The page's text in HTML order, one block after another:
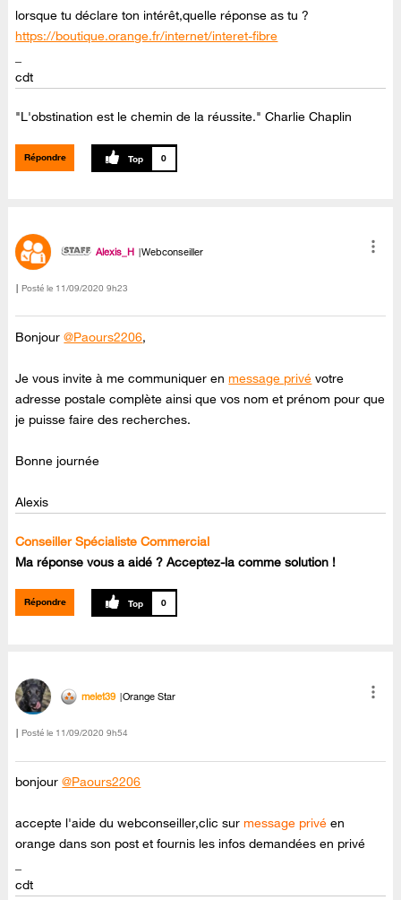
lorsque tu déclare ton intérêt,quelle réponse as tu ?
https://boutique.orange.fr/internet/interet-fibre
cdt
"L'obstination est le chemin de la réussite." Charlie Chaplin
Répondre 0
Alexis_H Webconseiller
Posté le ‎11/09/2020 9h23
Bonjour@Paours2206,
Je vous invite à me communiquer enmessage privé votre
adresse postale complète ainsi que vos nom et prénom pour que
je puisse faire des recherches.
Bonne journée
Alexis
Conseiller Spécialiste Commercial
Ma réponse vous a aidé ? Acceptez-la comme solution !
Répondre 0
melet39 Orange Star
Posté le ‎11/09/2020 9h54
bonjour@Paours2206
accepte l'aide du webconseiller,clic surmessage privé en
orange dans son post et fournis les infos demandées en privé
cdt